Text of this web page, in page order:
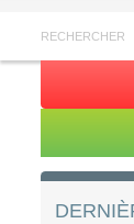
RECHERCHER